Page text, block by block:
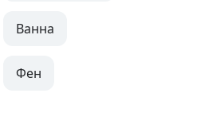
Ванна
Фен